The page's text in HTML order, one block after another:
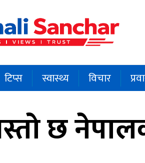
टिप्स स्वास्थ्य विचार
छ